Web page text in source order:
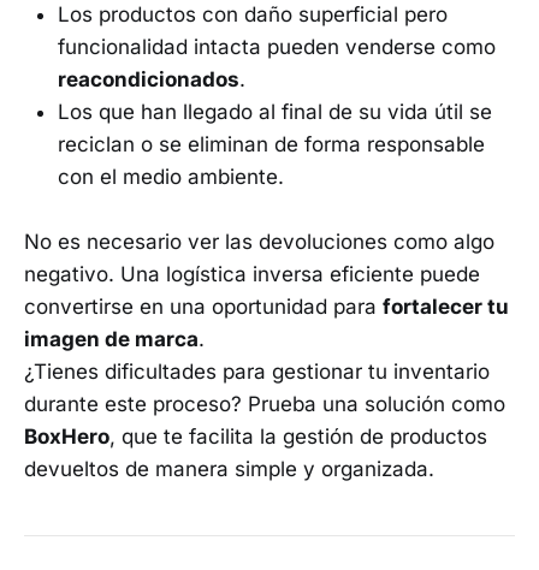
Los productos con daño superficial pero
funcionalidad intacta pueden venderse como
reacondicionados.
Los que han llegado al final de su vida útil se
reciclan o se eliminan de forma responsable
con el medio ambiente.
No es necesario ver las devoluciones como algo
negativo. Una logística inversa eficiente puede
convertirse en una oportunidad para fortalecer tu
imagen de marca.
¿Tienes dificultades para gestionar tu inventario
durante este proceso? Prueba una solución como
BoxHero, que te facilita la gestión de productos
devueltos de manera simple y organizada.